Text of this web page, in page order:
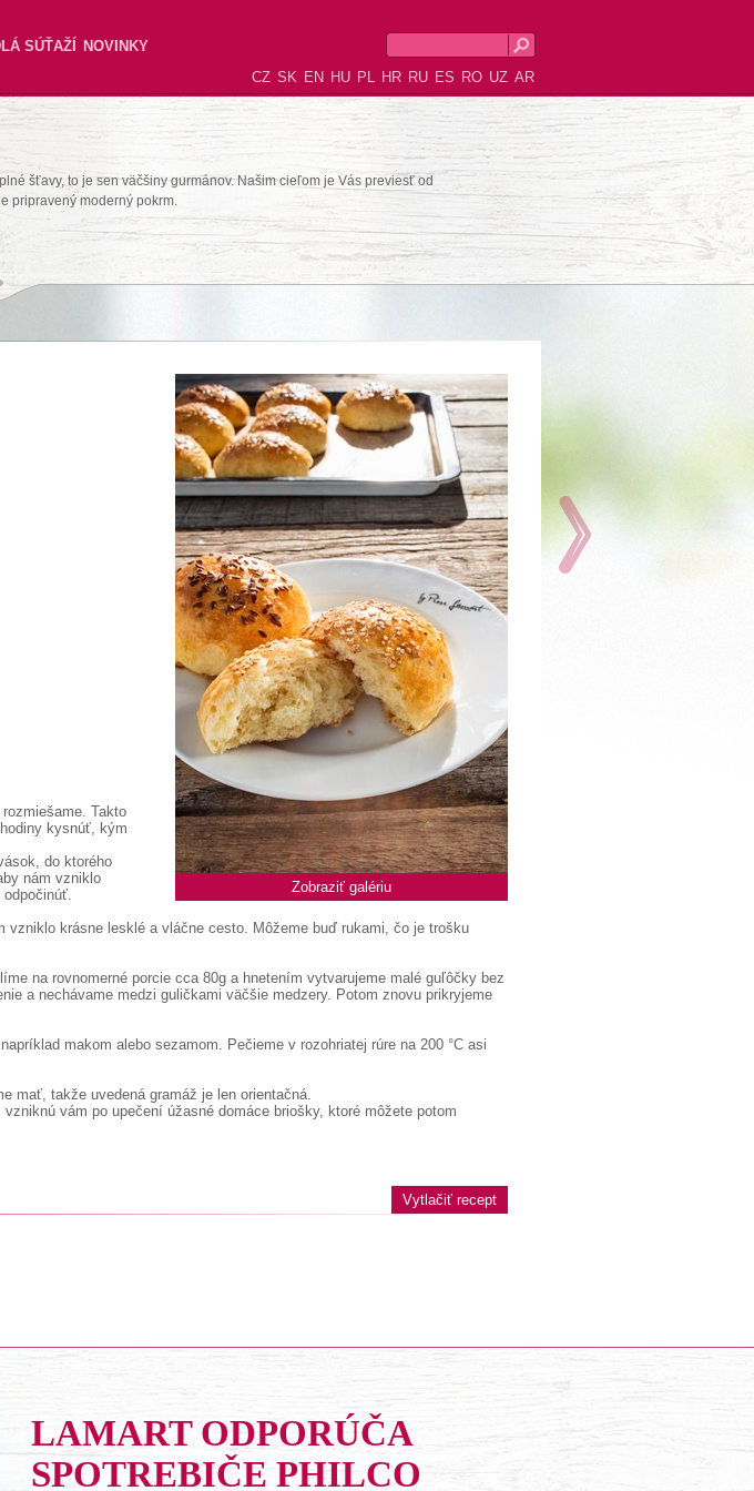
SÚŤAŽÍ
NOVINKY
CZ SK EN HU PL HR RU ES RO UZ AR
šťavy, to je sen väčšiny gurmánov. Našim cieľom je Vás previesť od
pripravený moderný pokrm.
Zobraziť galériu
Takto
kysnúť, kým
do ktorého
nám vzniklo
krásne lesklé a vláčne cesto. Môžeme buď rukami, čo je trošku
na rovnomerné porcie cca 80g a hnetením vytvarujeme malé guľôčky bez
a nechávame medzi guličkami väčšie medzery. Potom znovu prikryjeme
makom alebo sezamom. Pečieme v rozohriatej rúre na 200 °C asi
mať, takže uvedená gramáž je len orientačná.
vám po upečení úžasné domáce briošky, ktoré môžete potom
Vytlačiť recept
LAMART ODPORÚČA
SPOTREBIČE PHILCO